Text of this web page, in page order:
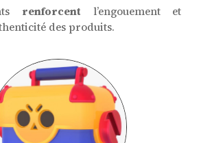
renforcent l’engouement et
des produits.